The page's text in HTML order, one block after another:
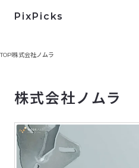
PixPicks
TOP株式会社ノムラ
株式会社ノムラ